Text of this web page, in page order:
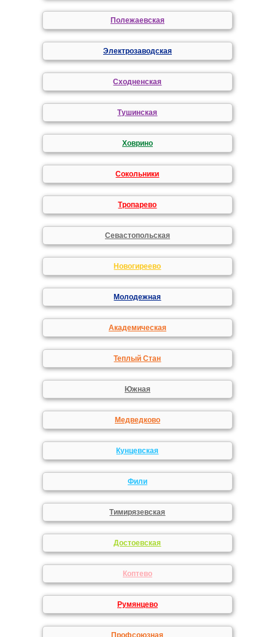
Полежаевская
Электрозаводская
Сходненская
Тушинская
Ховрино
Сокольники
Тропарево
Севастопольская
Новогиреево
Молодежная
Академическая
Теплый Стан
Южная
Медведково
Кунцевская
Фили
Тимирязевская
Достоевская
Коптево
Румянцево
Профсоюзная